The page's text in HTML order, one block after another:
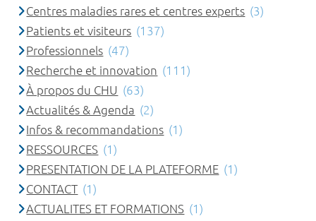
Centres maladies rares et centres experts (3)
Patients et visiteurs (137)
Professionnels (47)
Recherche et innovation (111)
À propos du CHU (63)
Actualités & Agenda (2)
Infos & recommandations (1)
RESSOURCES (1)
PRESENTATION DE LA PLATEFORME (1)
CONTACT (1)
ACTUALITES ET FORMATIONS (1)